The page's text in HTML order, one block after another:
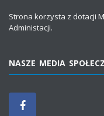
Strona korzysta z dotacji
Administacji.
NASZE MEDIA